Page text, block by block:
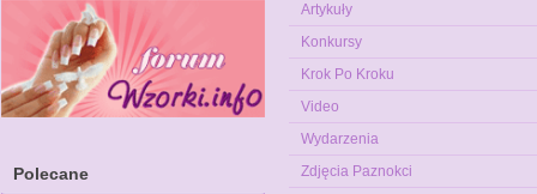
Polecane
Artykuły
Konkursy
Krok Po Kroku
Video
Wydarzenia
Zdjęcia Paznokci